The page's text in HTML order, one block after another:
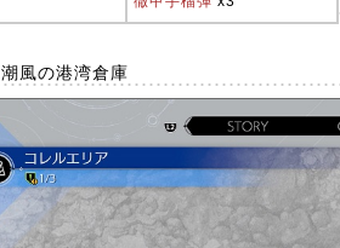
潮風の港湾倉庫